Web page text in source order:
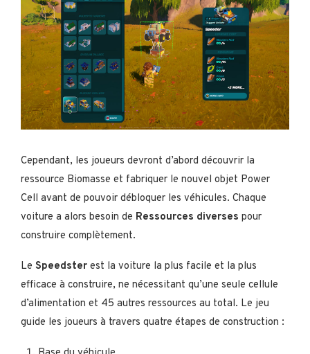
Cependant, les joueurs devront d’abord découvrir la
ressource Biomasse et fabriquer le nouvel objet Power
Cell avant de pouvoir débloquer les véhicules. Chaque
voiture a alors besoin de Ressources diverses pour
construire complètement.
Le Speedster est la voiture la plus facile et la plus
efficace à construire, ne nécessitant qu’une seule cellule
d’alimentation et 45 autres ressources au total. Le jeu
guide les joueurs à travers quatre étapes de construction :